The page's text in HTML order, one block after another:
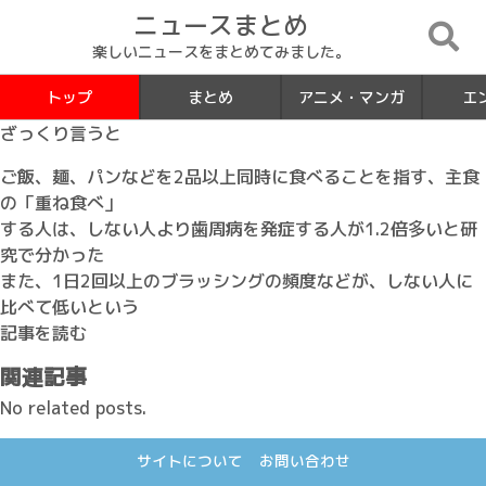
ニュースまとめ
楽しいニュースをまとめてみました。
トップ まとめ アニメ・マンガ エ
ざっくり言うと
ご飯、麺、パンなどを2品以上同時に食べることを指す、主食
の「重ね食べ」
する人は、しない人より歯周病を発症する人が1.2倍多いと研
究で分かった
また、1日2回以上のブラッシングの頻度などが、しない人に
比べて低いという
記事を読む
関連記事
No related posts.
サイトについて お問い合わせ